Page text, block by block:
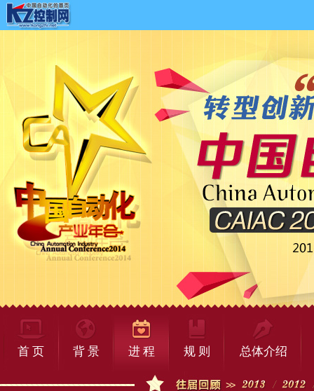
首 页 背 景 进 程 规 则 总体介绍